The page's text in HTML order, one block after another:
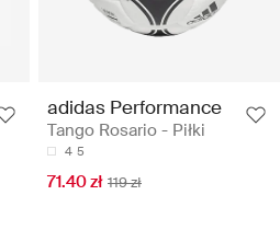
adidas Performance
Tango Rosario - Piłki
4 5
71.40 zł 119 zł